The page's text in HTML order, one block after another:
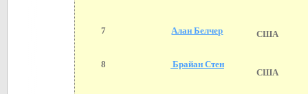
7 Алан Белчер США
8
Брайан Стен
США